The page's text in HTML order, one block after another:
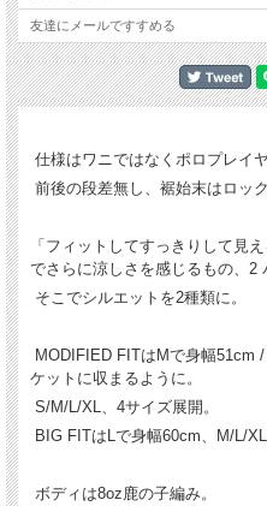
友達にメールですすめる
仕様はワニではなくポロプレイ
前後の段差無し、裾始末はロッ
「フィットしてすっきりして見
でさらに涼しさを感じるもの、2
そこでシルエットを2種類に。
MODIFIED FITはMで身幅51cm
ケットに収まるように。
S/M/L/XL、4サイズ展開。
BIG FITはLで身幅60cm、M/L/XL
ボディは8oz鹿の子編み。